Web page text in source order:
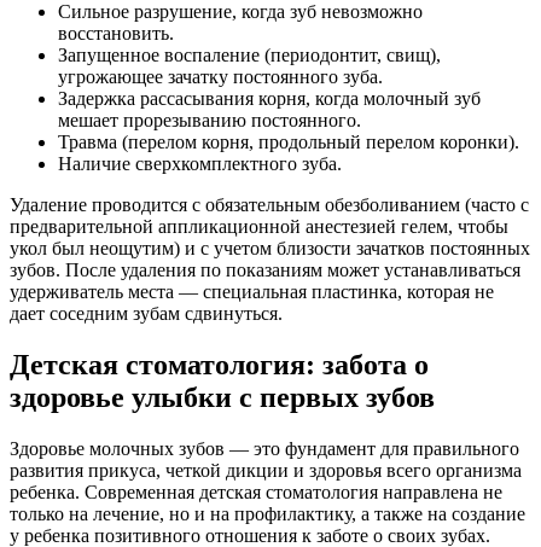
Сильное разрушение, когда зуб невозможно
восстановить.
Запущенное воспаление (периодонтит, свищ),
угрожающее зачатку постоянного зуба.
Задержка рассасывания корня, когда молочный зуб
мешает прорезыванию постоянного.
Травма (перелом корня, продольный перелом коронки).
Наличие сверхкомплектного зуба.
Удаление проводится с обязательным обезболиванием (часто с
предварительной аппликационной анестезией гелем, чтобы
укол был неощутим) и с учетом близости зачатков постоянных
зубов. После удаления по показаниям может устанавливаться
удерживатель места — специальная пластинка, которая не
дает соседним зубам сдвинуться.
Детская стоматология: забота о
здоровье улыбки с первых зубов
Здоровье молочных зубов — это фундамент для правильного
развития прикуса, четкой дикции и здоровья всего организма
ребенка. Современная детская стоматология направлена не
только на лечение, но и на профилактику, а также на создание
у ребенка позитивного отношения к заботе о своих зубах.